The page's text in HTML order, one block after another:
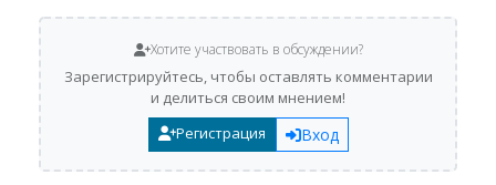
Хотите участвовать в обсуждении?
Зарегистрируйтесь, чтобы оставлять комментарии
и делиться своим мнением!
Регистрация
Вход